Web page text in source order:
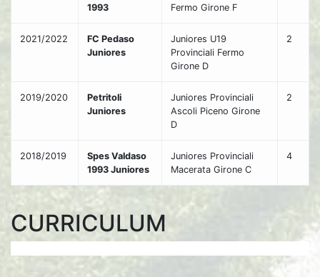
1993
Fermo Girone F
2021/2022
FC Pedaso
Juniores
Juniores U19
Provinciali Fermo
Girone D
2
2019/2020
Petritoli
Juniores
Juniores Provinciali
Ascoli Piceno Girone
D
2
2018/2019
Spes Valdaso
1993 Juniores
Juniores Provinciali
Macerata Girone C
4
CURRICULUM